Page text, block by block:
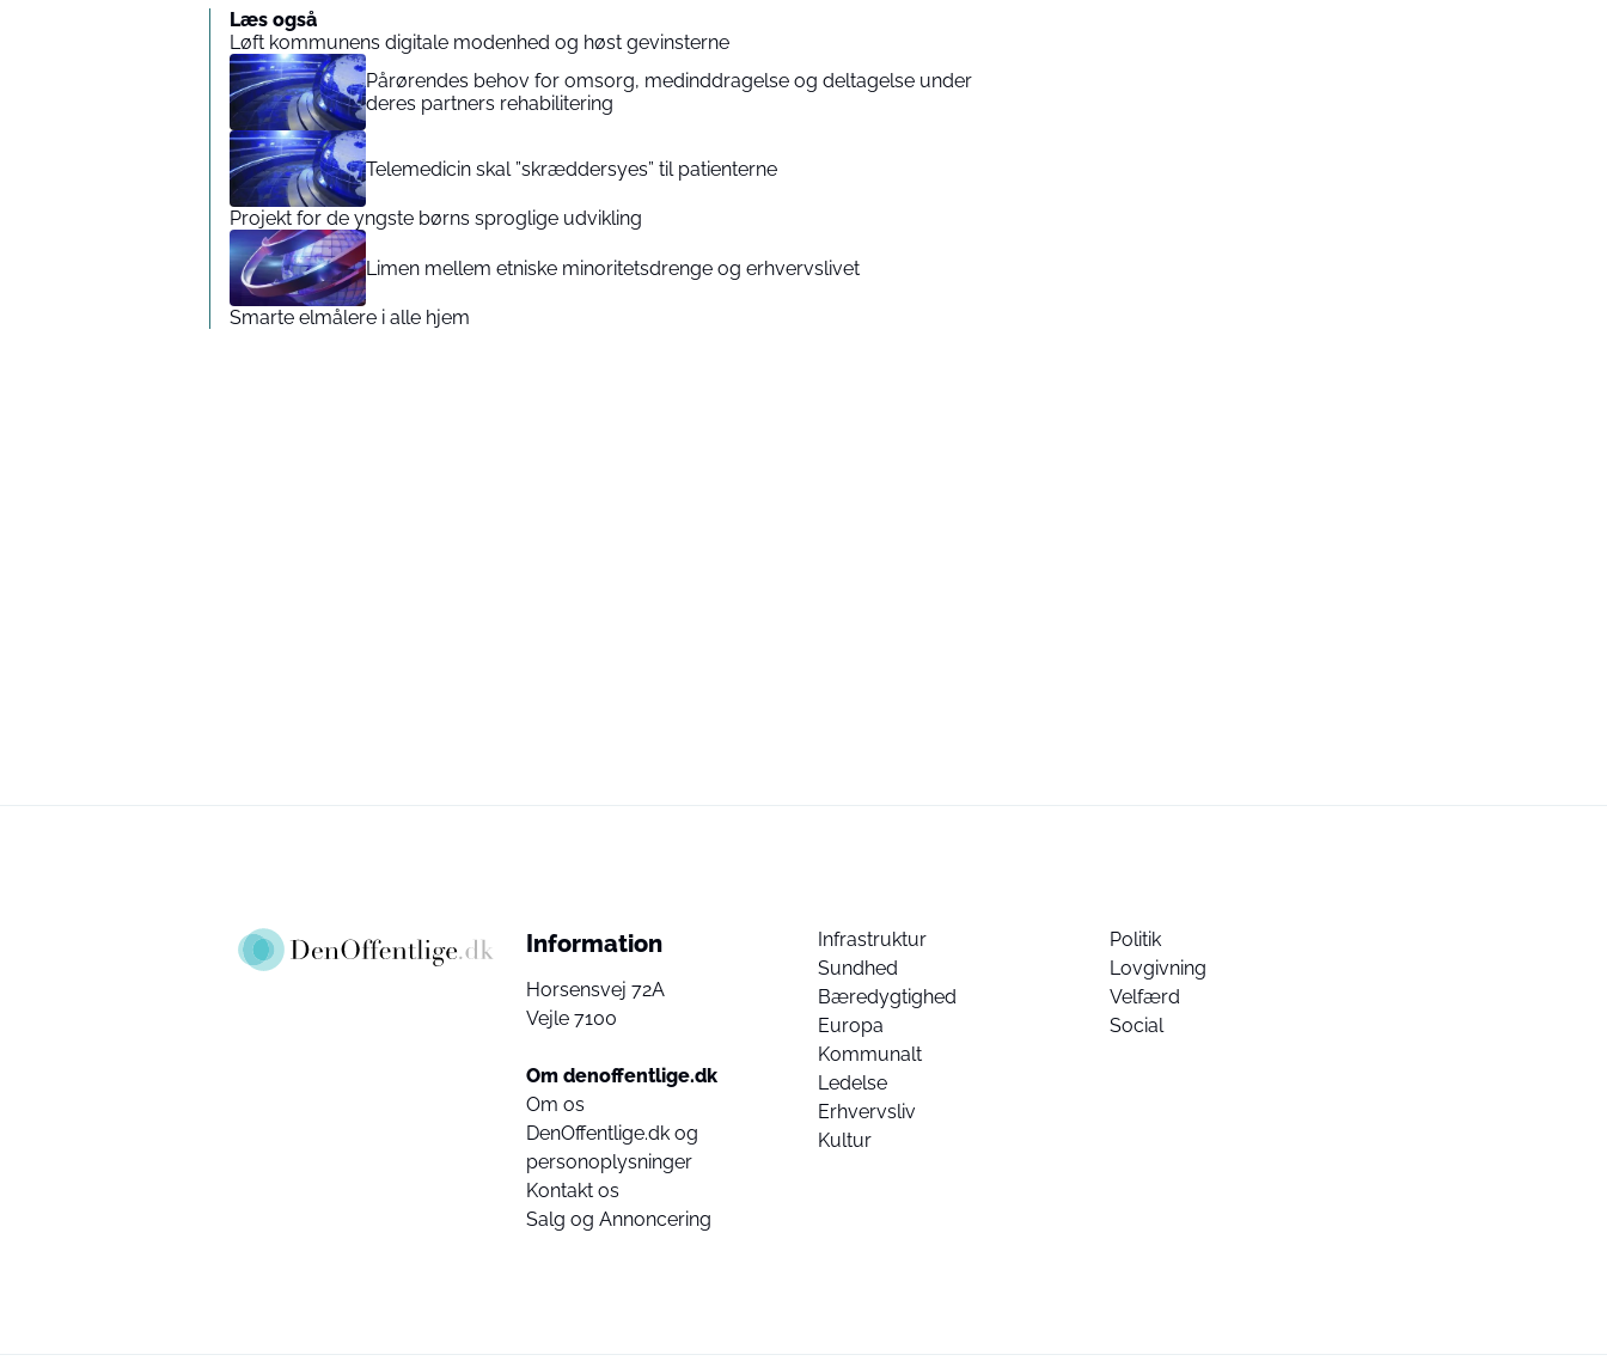
Læs også
Løft kommunens digitale modenhed og høst gevinsterne
Pårørendes behov for omsorg, medinddragelse og deltagelse under
deres partners rehabilitering
Telemedicin skal ”skræddersyes” til patienterne
Projekt for de yngste børns sproglige udvikling
Limen mellem etniske minoritetsdrenge og erhvervslivet
Smarte elmålere i alle hjem
Information
Horsensvej 72A
Vejle 7100
Om denoffentlige.dk
Om os
DenOffentlige.dk og
personoplysninger
Kontakt os
Salg og Annoncering
Infrastruktur
Sundhed
Bæredygtighed
Europa
Kommunalt
Ledelse
Erhvervsliv
Kultur
Politik
Lovgivning
Velfærd
Social